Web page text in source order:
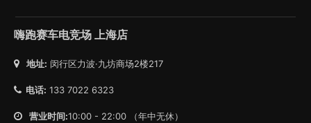
嗨跑赛车电竞场 上海店
地址: 闵行区力波·九坊商场2楼217
电话: 133 7022 6323
营业时间:10:00 - 22:00 （年中无休）